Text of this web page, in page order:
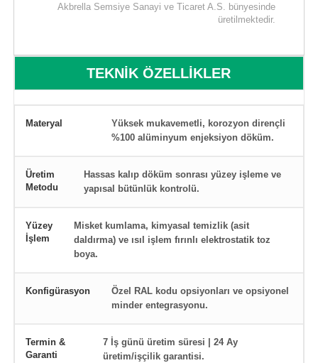
Akbrella Semsiye Sanayi ve Ticaret A.S. bünyesinde
üretilmektedir.
TEKNİK ÖZELLİKLER
Materyal
Yüksek mukavemetli, korozyon dirençli
%100 alüminyum enjeksiyon döküm.
Üretim
Metodu
Hassas kalıp döküm sonrası yüzey işleme ve
yapısal bütünlük kontrolü.
Yüzey
İşlem
Misket kumlama, kimyasal temizlik (asit
daldırma) ve ısıl işlem fırınlı elektrostatik toz
boya.
Konfigürasyon
Özel RAL kodu opsiyonları ve opsiyonel
minder entegrasyonu.
Termin &
Garanti
7 İş günü üretim süresi | 24 Ay
üretim/işçilik garantisi.